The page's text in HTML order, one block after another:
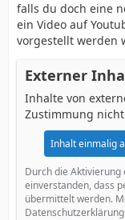
falls du doch eine
ein Video auf
vorgestellt werden
Externer
Inhalte von
Zustimmung
Inhalt einmalig
Durch die
einverstanden, dass
übermittelt werden.